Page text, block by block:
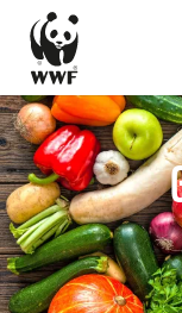
contenu
principal